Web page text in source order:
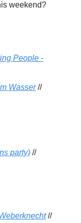
weekend?
People -
Wasser//
party) //
//